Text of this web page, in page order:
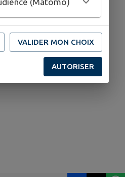
VALIDER MON CHOIX
AUTORISER